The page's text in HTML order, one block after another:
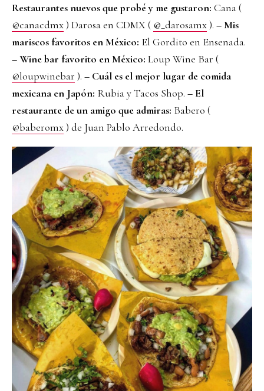
Restaurantes nuevos que probé y me gustaron: Cana (
@canacdmx) Darosa en CDMX ( @_darosamx). – Mis
mariscos favoritos en México: El Gordito en Ensenada.
– Wine bar favorito en México: Loup Wine Bar (
@loupwinebar ). – Cuál es el mejor lugar de comida
mexicana en Japón: Rubia y Tacos Shop. – El
restaurante de un amigo que admiras: Babero (
@baberomx) de Juan Pablo Arredondo.